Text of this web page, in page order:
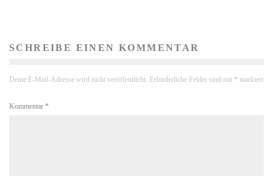
SCHREIBE EINEN KOMMENTAR
Deine E-Mail-Adresse wird nicht veröffentlicht. Erforderliche Felder sind mit * markiert
Kommentar *